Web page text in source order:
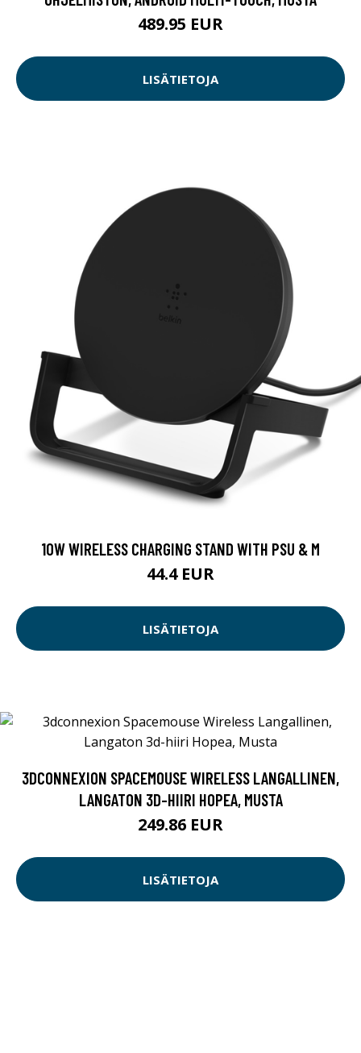
489.95 EUR
LISÄTIETOJA
10W WIRELESS CHARGING STAND WITH PSU & M
44.4 EUR
LISÄTIETOJA
3DCONNEXION SPACEMOUSE WIRELESS LANGALLINEN,
LANGATON 3D-HIIRI HOPEA, MUSTA
249.86 EUR
LISÄTIETOJA